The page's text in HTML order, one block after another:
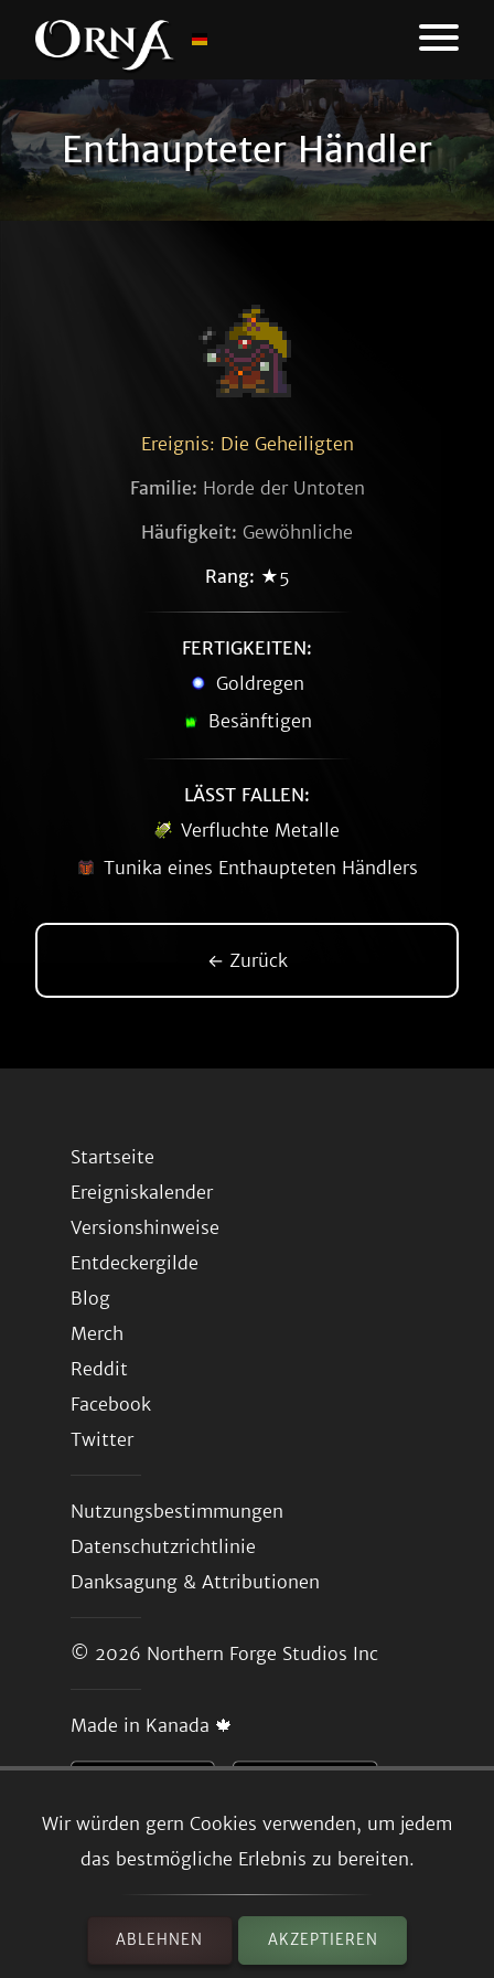
Enthaupteter Händler
Wir würden gern Cookies verwenden, um jedem
das bestmögliche Erlebnis zu bereiten.
ABLEHNEN AKZEPTIEREN
Ereignis: Die Geheiligten
Familie: Horde der Untoten
Häufigkeit: Gewöhnliche
Rang: ★5
FERTIGKEITEN:
Goldregen
Besänftigen
LÄSST FALLEN:
Verfluchte Metalle
Tunika eines Enthaupteten Händlers
← Zurück
Startseite
Ereigniskalender
Versionshinweise
Entdeckergilde
Blog
Merch
Reddit
Facebook
Twitter
Nutzungsbestimmungen
Datenschutzrichtlinie
Danksagung & Attributionen
© 2026 Northern Forge Studios Inc
Made in Kanada 🍁